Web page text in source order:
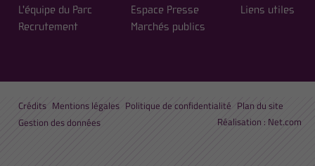
L'équipe du Parc
Recrutement
Espace Presse
Marchés publics
Liens utiles
Crédits Mentions légales Politique de confidentialité Plan du site
Réalisation : Net.com
Gestion des données